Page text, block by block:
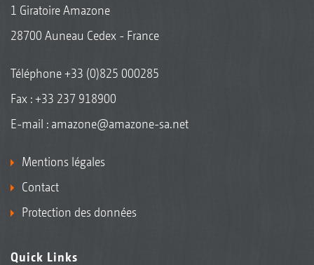
1 Giratoire Amazone
28700 Auneau Cedex - France
Téléphone+33 (0)825 000285
Fax : +33 237 918900
E-mail : amazone@amazone-sa.net
Mentions légales
Contact
Protection des données
Quick Links